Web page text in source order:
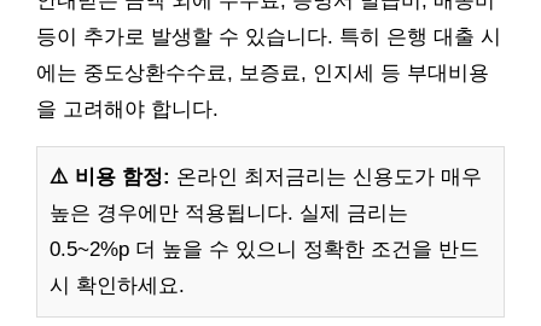
등이 추가로 발생할 수 있습니다. 특히 은행 대출 시
에는 중도상환수수료, 보증료, 인지세 등 부대비용
을 고려해야 합니다.
⚠️ 비용 함정: 온라인 최저금리는 신용도가 매우
높은 경우에만 적용됩니다. 실제 금리는
0.5~2%p 더 높을 수 있으니 정확한 조건을 반드
시 확인하세요.